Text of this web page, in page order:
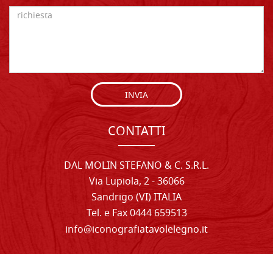
INVIA
CONTATTI
DAL MOLIN STEFANO & C. S.R.L.
Via Lupiola, 2 - 36066
Sandrigo (VI) ITALIA
Tel. e Fax 0444 659513
info@iconografiatavolelegno.it